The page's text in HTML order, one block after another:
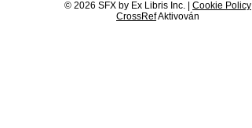
© 2026 SFX by Ex Libris Inc. | Cookie Policy
CrossRefAktivován